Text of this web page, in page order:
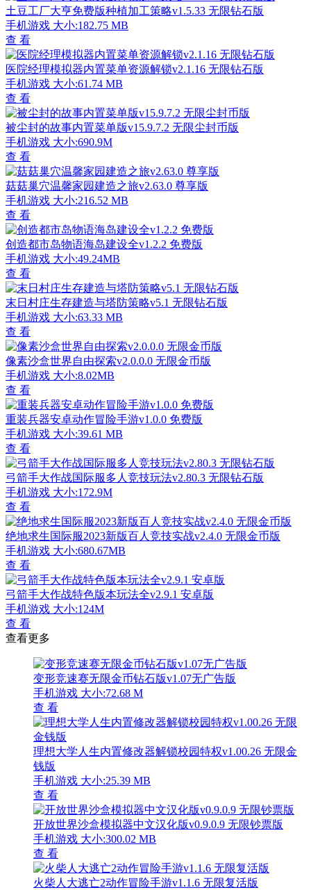
土豆工厂大亨免费版种植加工策略v1.5.33 无限钻石版
手机游戏 大小:182.75 MB
查 看
医院经理模拟器内置菜单资源解锁v2.1.16 无限钻石版
手机游戏 大小:61.74 MB
查 看
被尘封的故事内置菜单版v15.9.7.2 无限尘封币版
手机游戏 大小:690.9M
查 看
菇菇巢穴温馨家园建造之旅v2.63.0 尊享版
手机游戏 大小:216.52 MB
查 看
创造都市岛物语海岛建设全v1.2.2 免费版
手机游戏 大小:49.24MB
查 看
末日村庄生存建造与塔防策略v5.1 无限钻石版
手机游戏 大小:63.33 MB
查 看
像素沙盒世界自由探索v2.0.0.0 无限金币版
手机游戏 大小:8.02MB
查 看
重装兵器安卓动作冒险手游v1.0.0 免费版
手机游戏 大小:39.61 MB
查 看
弓箭手大作战国际服多人竞技玩法v2.80.3 无限钻石版
手机游戏 大小:172.9M
查 看
绝地求生国际服2023新版百人竞技实战v2.4.0 无限金币版
手机游戏 大小:680.67MB
查 看
弓箭手大作战特色版本玩法全v2.9.1 安卓版
手机游戏 大小:124M
查 看
查看更多
变形竞速赛无限金币钻石版v1.07无广告版
手机游戏 大小:72.68 M
查 看
理想大学人生内置修改器解锁校园特权v1.00.26 无限金
钱版
手机游戏 大小:25.39 MB
查 看
开放世界沙盒模拟器中文汉化版v0.9.0.9 无限钞票版
手机游戏 大小:300.02 MB
查 看
火柴人大逃亡2动作冒险手游v1.1.6 无限复活版